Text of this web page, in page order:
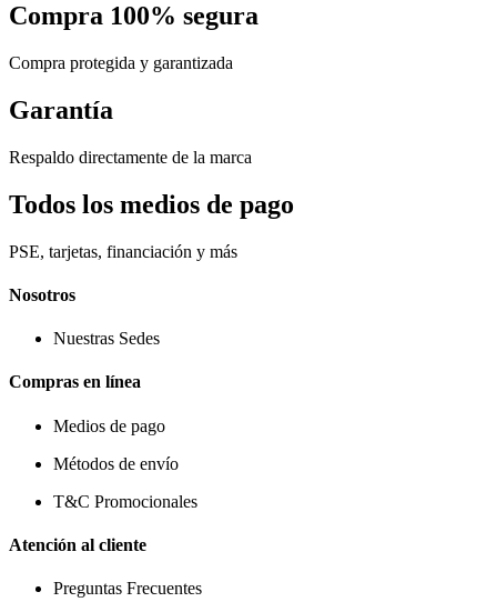
Compra 100% segura
Compra protegida y garantizada
Garantía
Respaldo directamente de la marca
Todos los medios de pago
PSE, tarjetas, financiación y más
Nosotros
Nuestras Sedes
Compras en línea
Medios de pago
Métodos de envío
T&C Promocionales
Atención al cliente
Preguntas Frecuentes